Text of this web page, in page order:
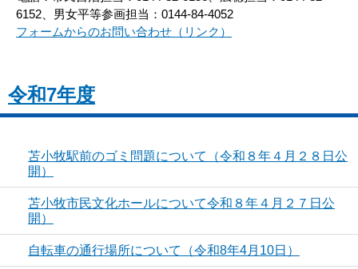
6152、男女平等参画担当：0144-84-4052
フォームからのお問い合わせ（リンク）
令和7年度
苫小牧駅前のゴミ問題について（令和８年４月２８日公
開）
苫小牧市民文化ホールについて令和８年４月２７日公
開）
自転車の通行場所について（令和8年4月10日）